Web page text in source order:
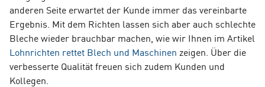
anderen Seite erwartet der Kunde immer das vereinbarte
Ergebnis. Mit dem Richten lassen sich aber auch schlechte
Bleche wieder brauchbar machen, wie wir Ihnen im Artikel
Lohnrichten rettet Blech und Maschinen zeigen. Über die
verbesserte Qualität freuen sich zudem Kunden und
Kollegen.